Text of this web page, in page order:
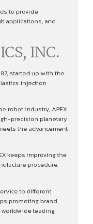
to provide
applications, and
INC.
started up with the
injection
robot industry, APEX
precision planetary
the advancement
keeps improving the
procedure,
to different
promoting brand
worldwide leading